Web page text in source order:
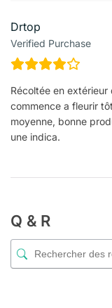
Drtop
Verified Purchase
Récoltée en
commence a fleurir
moyenne, bonne
une indica.
Q & R